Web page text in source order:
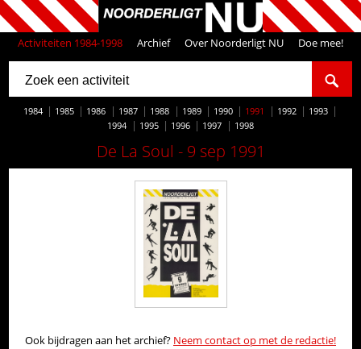
Activiteiten 1984-1998 Archief Over Noorderligt NU Doe mee!
1984 1985 1986 1987 1988 1989 1990 1991 1992
1993
1994
1995 1996 1997 1998
De La Soul - 9 sep 1991
Ook bijdragen aan het archief? Neem contact op met de redactie!